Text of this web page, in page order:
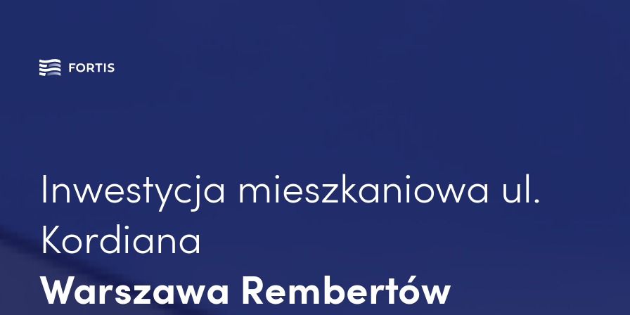
Inwestycja mieszkaniowa ul.
Kordiana
Warszawa Rembertów